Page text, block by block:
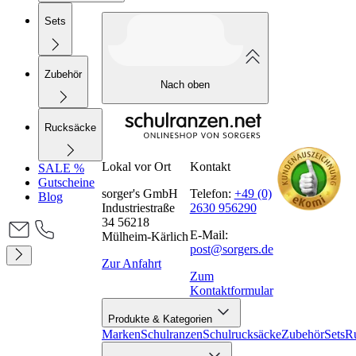
Sets
Zubehör
Rucksäcke
SALE %
Gutscheine
Blog
Nach oben
Lokal vor Ort
sorger's GmbH
Industriestraße
34 56218
Mülheim-Kärlich
Zur Anfahrt
Kontakt
Telefon: +49 (0)
2630 956290
E-Mail:
post@sorgers.de
Zum
Kontaktformular
Produkte & Kategorien
MarkenSchulranzenSchulrucksäckeZubehörSets